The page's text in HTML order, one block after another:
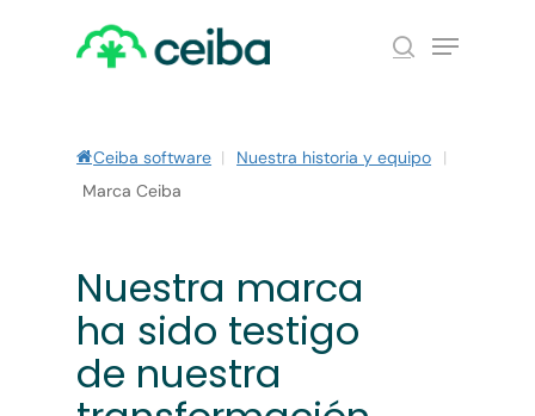
search
Menu
Ceiba software | Nuestra historia y equipo
|
Marca Ceiba
Nuestra marca
ha sido testigo
de nuestra